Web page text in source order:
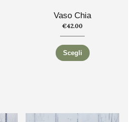
Vaso Chia
€42.00
Scegli